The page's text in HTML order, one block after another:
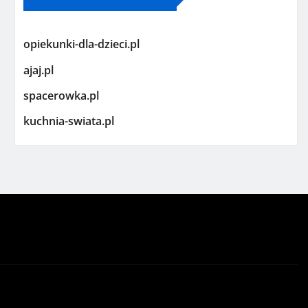
opiekunki-dla-dzieci.pl
ajaj.pl
spacerowka.pl
kuchnia-swiata.pl